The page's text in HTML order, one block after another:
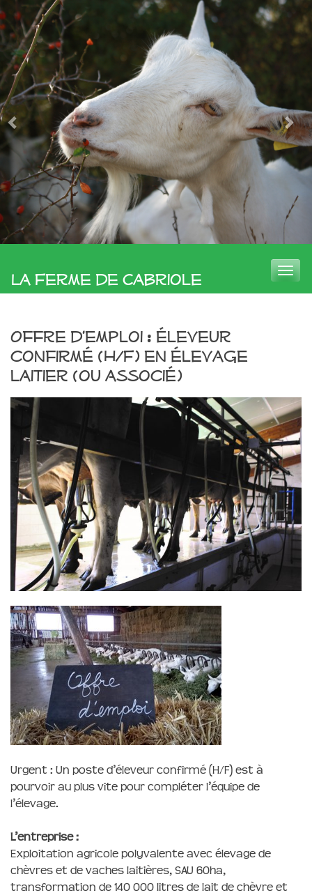
La Ferme de Cabriole
Toggle
Offre d’emploi : éleveur
confirmé (H/F) en élevage
laitier (ou associé)
Urgent : Un poste d’éleveur confirmé (H/F) est à
pourvoir au plus vite pour compléter l’équipe de
l’élevage.
L’entreprise :
Exploitation agricole polyvalente avec élevage de
chèvres et de vaches laitières, SAU 60ha,
transformation de 140 000 litres de lait de chèvre et